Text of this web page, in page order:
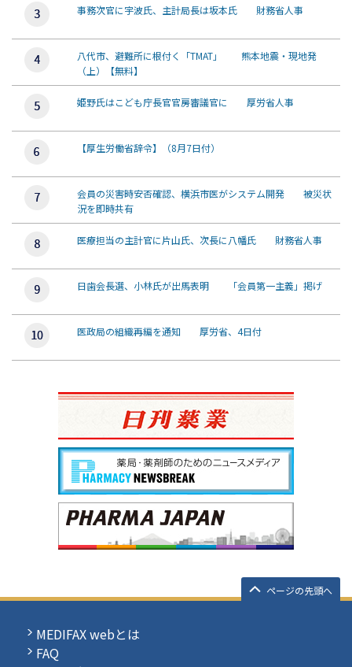
事務次官に宇波氏、主計局長は坂本氏 財務省人事
八代市、避難所に根付く「TMAT」 熊本地震・現地発
（上）【無料】
姫野氏はこども庁長官官房審議官に 厚労省人事
【厚生労働省辞令】（8月7日付）
会員の災害時安否確認、横浜市医がシステム開発 被災状
況を即時共有
医療担当の主計官に片山氏、次長に八幡氏 財務省人事
日歯会長選、小林氏が出馬表明 「会員第一主義」掲げ
医政局の組織再編を通知 厚労省、4日付
ページの先頭へ
MEDIFAX webとは
FAQ